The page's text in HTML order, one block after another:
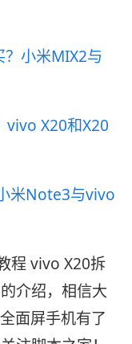
小米MIX2与
vivo X20和X20
米Note3与vivo
程 vivo X20拆
介绍，相信大
面屏手机有了